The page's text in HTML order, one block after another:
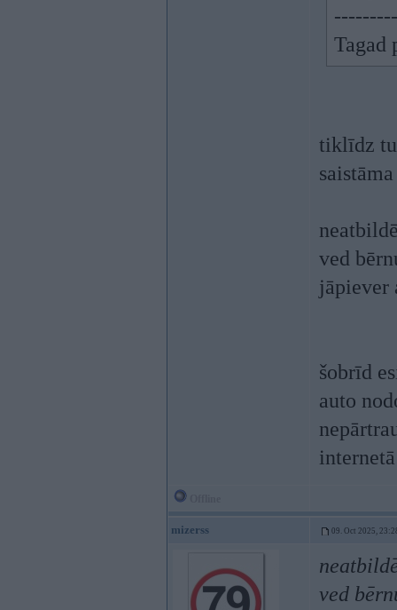
Tagad
tiklīdz tu
ved
jāpiever
šobrīd
auto
mizerss 09. Oct 2025,
ved